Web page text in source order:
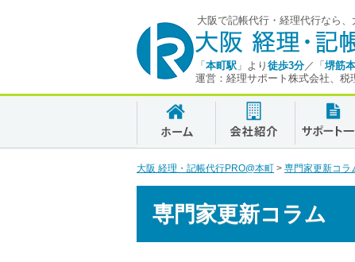
大阪で記帳代行・経理代行なら
「 本町駅 」より 徒歩3分／「 堺筋
運営：経理サポート株式会社、税
大阪 経理・記帳代行PRO@本町 > 専門家更新コラ
専門家更新コラム